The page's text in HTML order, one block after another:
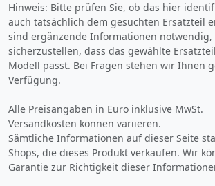
Bezahlarten
3-5 Werktage
Zum Angebot
Produktinformationen des
Hinweis: Bitte prüfen Sie, ob das hier
auch tatsächlich dem gesuchten Ersatzteil
sind ergänzende Informationen notwendig,
sicherzustellen, dass das gewählte
Modell passt. Bei Fragen stehen wir Ihnen
Verfügung.
Alle Preisangaben in Euro inklusive MwSt.
Versandkosten können variieren.
Sämtliche Informationen auf dieser Seite
Shops, die dieses Produkt verkaufen. Wir
Garantie zur Richtigkeit dieser